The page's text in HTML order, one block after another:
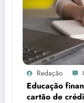
Redação
Educação
cartão de